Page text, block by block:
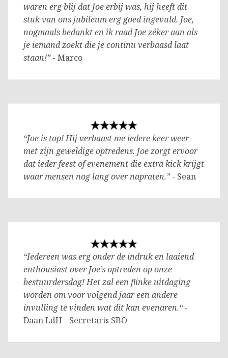
waren erg blij dat Joe erbij was, hij heeft dit
stuk van ons jubileum erg goed ingevuld. Joe,
nogmaals bedankt en ik raad Joe zéker aan als
je iemand zoekt die je continu verbaasd laat
staan!”- Marco
“Joe is top! Hij verbaast me iedere keer weer
met zijn geweldige optredens. Joe zorgt ervoor
dat ieder feest of evenement die extra kick krijgt
waar mensen nog lang over napraten.”- Sean
“Iedereen was erg onder de indruk en laaiend
enthousiast over Joe’s optreden op onze
bestuurdersdag! Het zal een flinke uitdaging
worden om voor volgend jaar een andere
invulling te vinden wat dit kan evenaren.“-
Daan LdH - Secretaris SBO